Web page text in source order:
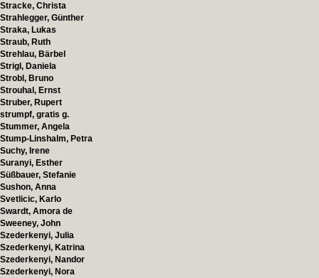
Stracke, Christa
Strahlegger, Günther
Straka, Lukas
Straub, Ruth
Strehlau, Bärbel
Strigl, Daniela
Strobl, Bruno
Strouhal, Ernst
Struber, Rupert
strumpf, gratis g.
Stummer, Angela
Stump-Linshalm, Petra
Suchy, Irene
Suranyi, Esther
Süßbauer, Stefanie
Sushon, Anna
Svetlicic, Karlo
Swardt, Amora de
Sweeney, John
Szederkenyi, Julia
Szederkenyi, Katrina
Szederkenyi, Nandor
Szederkenyi, Nora